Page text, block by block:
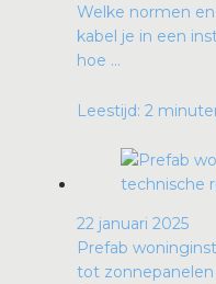
Welke normen
kabel je in een
hoe ...
Leestijd: 2
22 januari 2025
Prefab
tot zonnepanelen